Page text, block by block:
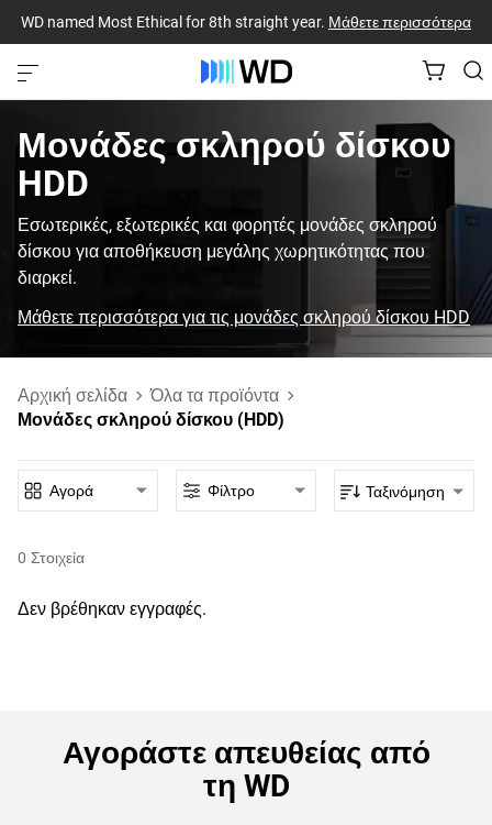
WD named Most Ethical for 8th straight year. Μάθετε περισσότερα
Μονάδες σκληρού δίσκου
HDD
Εσωτερικές, εξωτερικές και φορητές μονάδες σκληρού
δίσκου για αποθήκευση μεγάλης χωρητικότητας που
διαρκεί.
Μάθετε περισσότερα για τις μονάδες σκληρού δίσκου HDD
Αρχική σελίδα
Όλα τα προϊόντα
Μονάδες σκληρού δίσκου (HDD)
0 Στοιχεία
Αγορά Φίλτρο Ταξινόμηση
Δεν βρέθηκαν εγγραφές.
Αγοράστε απευθείας από
τη WD